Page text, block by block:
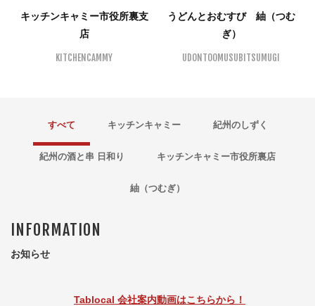
キッチンキャミー市役所裏支
店
KITCHENCAMMY
うどんとおむすび 紬（つむ
ぎ）
UDONTOOMUSUBITSUMUGI
すべて キッチンキャミー 紀州のしずく
紀州の酒と串 日和り キッチンキャミー市役所裏店
紬（つむぎ）
INFORMATION
お知らせ
Tablocal 会社案内動画はこちらから！